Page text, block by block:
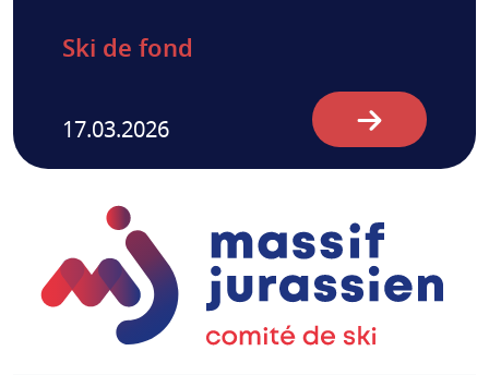
Ski de fond
17.03.2026